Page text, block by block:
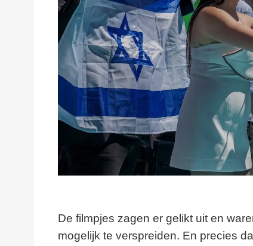
De filmpjes zagen er gelikt uit en
mogelijk te verspreiden. En precies